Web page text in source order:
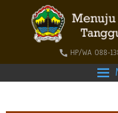
HP/WA 088-